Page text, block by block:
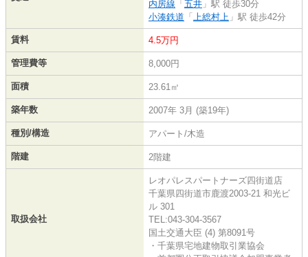
内房線 「 五井 」駅 徒歩30分
小湊鉄道 「 上総村上 」駅 徒歩42分
賃料 4.5万円
管理費等 8,000円
面積 23.61㎡
築年数 2007年 3月 (築19年)
種別/構造 アパート/木造
階建 2階建
取扱会社
レオパレスパートナーズ四街道店
千葉県四街道市鹿渡2003-21 和光ビ
ル 301
TEL:043-304-3567
国土交通大臣 (4) 第8091号
・千葉県宅地建物取引業協会